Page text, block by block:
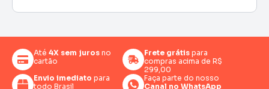
Até 4X sem juros no
cartão
Frete grátispara
compras acima de R$
299,00
Envio imediato para
todo Brasil
Faça parte do nosso
Canal no WhatsApp